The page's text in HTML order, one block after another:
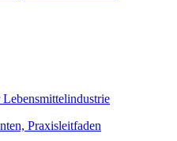
Praxisleitfaden